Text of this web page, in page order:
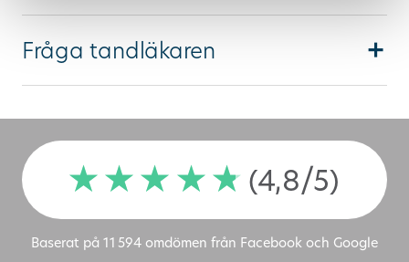
Fråga tandläkaren
Undrar du över något du inte hittar svar på
är du välkommen att ställa din fråga här.
(4,8/5)
Baserat på 11 594 omdömen från Facebook och Google